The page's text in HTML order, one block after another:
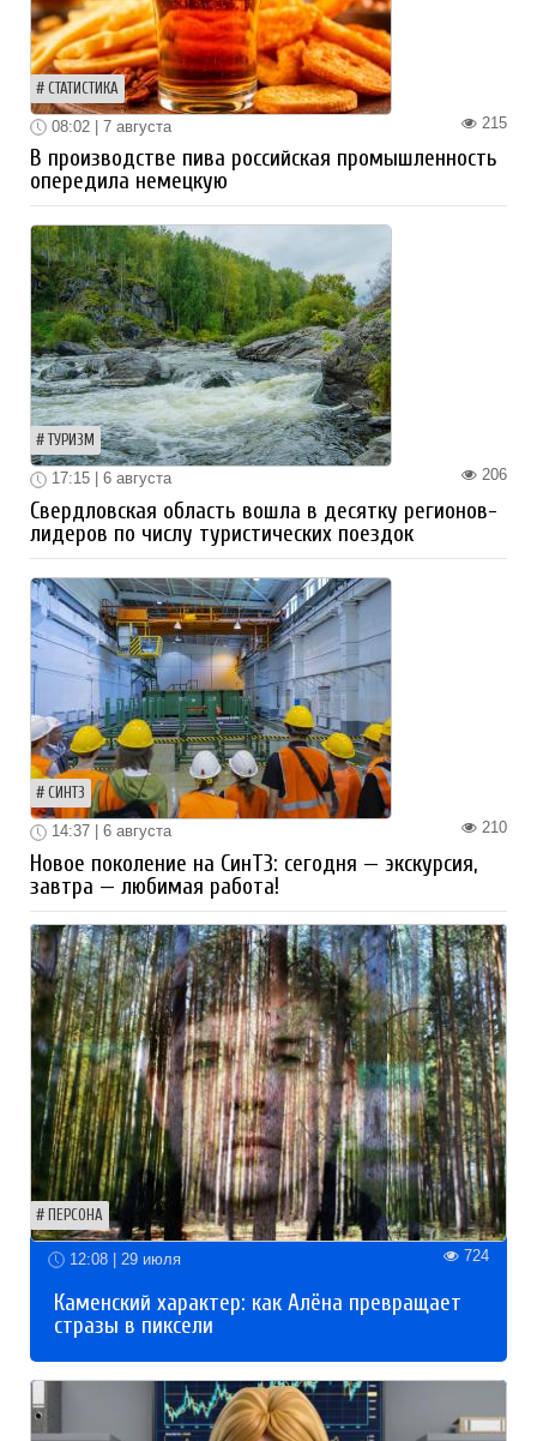
СТАТИСТИКА
215
08:02 | 7 августа
В производстве пива российская промышленность
опередила немецкую
ТУРИЗМ
206
17:15 | 6 августа
Свердловская область вошла в десятку регионов-
лидеров по числу туристических поездок
СИНТЗ
210
14:37 | 6 августа
Новое поколение на СинТЗ: сегодня — экскурсия,
завтра — любимая работа!
ПЕРСОНА
12:08 | 29 июля 724
Каменский характер: как Алёна превращает
стразы в пиксели